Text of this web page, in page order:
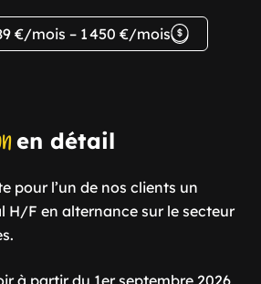
€/mois – 1 450 €/mois
en détail
pour l’un de nos clients un
H/F en alternance sur le secteur
à partir du 1er septembre 2026